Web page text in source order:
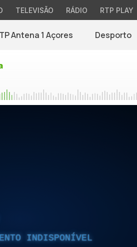
TELEVISÃO RÁDIO RTP PLAY
Antena 1 Açores Desporto
INDISPONÍVEL